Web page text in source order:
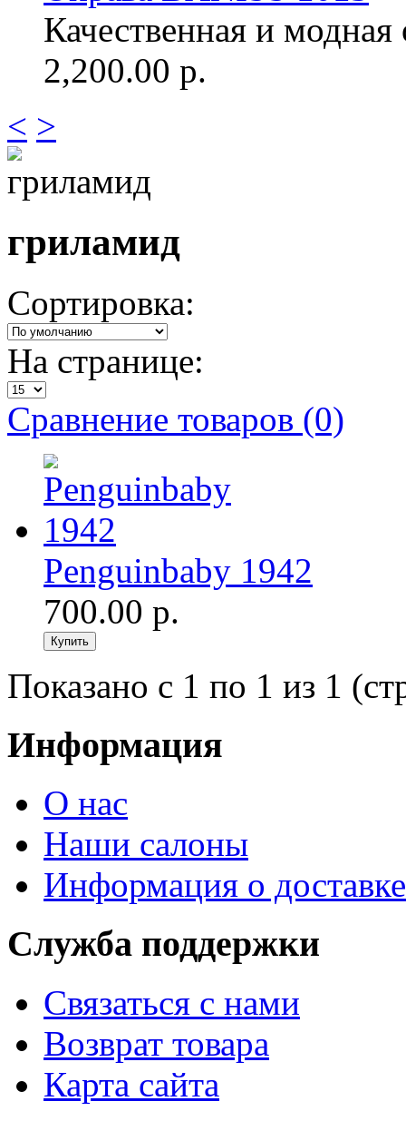
Качественная и модная
2,200.00 р.
< >
гриламид
Сортировка:
На странице:
Сравнение товаров (0)
Penguinbaby 1942
700.00 р.
Показано с 1 по 1 из 1
Информация
О нас
Наши салоны
Информация о доставке
Служба поддержки
Связаться с нами
Возврат товара
Карта сайта